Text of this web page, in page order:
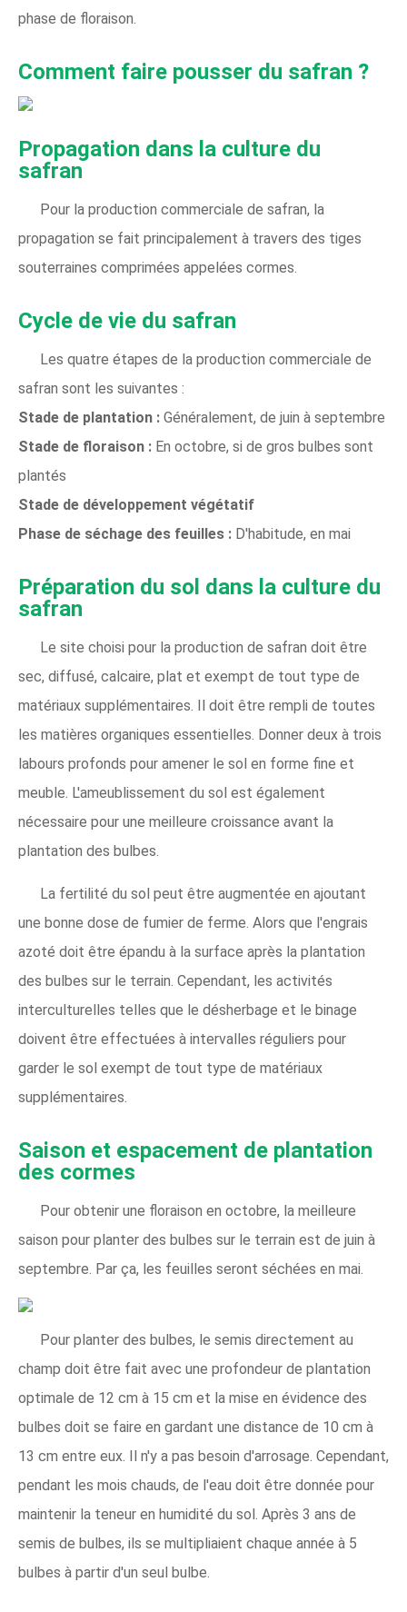
phase de floraison.
Comment faire pousser du safran ?
Propagation dans la culture du
safran
Pour la production commerciale de safran, la
propagation se fait principalement à travers des tiges
souterraines comprimées appelées cormes.
Cycle de vie du safran
Les quatre étapes de la production commerciale de
safran sont les suivantes :
Stade de plantation : Généralement, de juin à septembre
Stade de floraison : En octobre, si de gros bulbes sont
plantés
Stade de développement végétatif
Phase de séchage des feuilles : D'habitude, en mai
Préparation du sol dans la culture du
safran
Le site choisi pour la production de safran doit être
sec, diffusé, calcaire, plat et exempt de tout type de
matériaux supplémentaires. Il doit être rempli de toutes
les matières organiques essentielles. Donner deux à trois
labours profonds pour amener le sol en forme fine et
meuble. L'ameublissement du sol est également
nécessaire pour une meilleure croissance avant la
plantation des bulbes.
La fertilité du sol peut être augmentée en ajoutant
une bonne dose de fumier de ferme. Alors que l'engrais
azoté doit être épandu à la surface après la plantation
des bulbes sur le terrain. Cependant, les activités
interculturelles telles que le désherbage et le binage
doivent être effectuées à intervalles réguliers pour
garder le sol exempt de tout type de matériaux
supplémentaires.
Saison et espacement de plantation
des cormes
Pour obtenir une floraison en octobre, la meilleure
saison pour planter des bulbes sur le terrain est de juin à
septembre. Par ça, les feuilles seront séchées en mai.
Pour planter des bulbes, le semis directement au
champ doit être fait avec une profondeur de plantation
optimale de 12 cm à 15 cm et la mise en évidence des
bulbes doit se faire en gardant une distance de 10 cm à
13 cm entre eux. Il n'y a pas besoin d'arrosage. Cependant,
pendant les mois chauds, de l'eau doit être donnée pour
maintenir la teneur en humidité du sol. Après 3 ans de
semis de bulbes, ils se multipliaient chaque année à 5
bulbes à partir d'un seul bulbe.